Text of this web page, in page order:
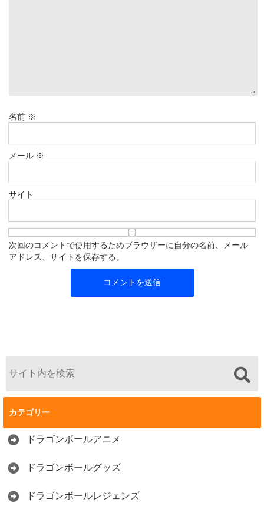
名前 ※
メール ※
サイト
次回のコメントで使用するためブラウザーに自分の名前、メール
アドレス、サイトを保存する。
カテゴリー
ドラゴンボールアニメ
ドラゴンボールグッズ
ドラゴンボールレジェンズ